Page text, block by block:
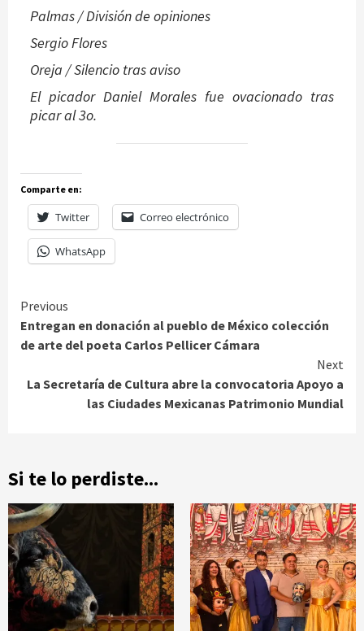
Palmas / División de opiniones
Sergio Flores
Oreja / Silencio tras aviso
El picador Daniel Morales fue ovacionado tras
picar al 3o.
Comparte en:
Twitter Correo electrónico
WhatsApp
Continue
Reading
Previous
Entregan en donación al pueblo de México colección
de arte del poeta Carlos Pellicer Cámara
Next
La Secretaría de Cultura abre la convocatoria Apoyo a
las Ciudades Mexicanas Patrimonio Mundial
Si te lo perdiste...